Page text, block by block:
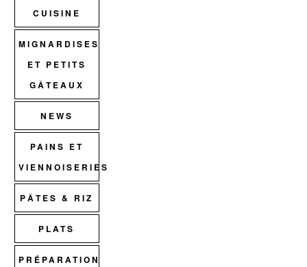
CUISINE
MIGNARDISES
ET PETITS
GÂTEAUX
NEWS
PAINS ET
VIENNOISERIES
PÂTES & RIZ
PLATS
PRÉPARATION